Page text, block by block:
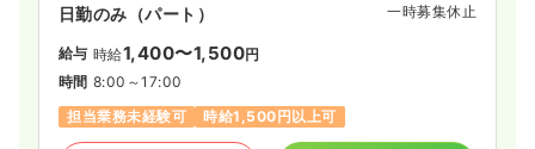
日勤のみ（パート） 一時募集休止
給与 時給1,400〜1,500円
時間 8:00～17:00
担当業務未経験可
時給1,500円以上可